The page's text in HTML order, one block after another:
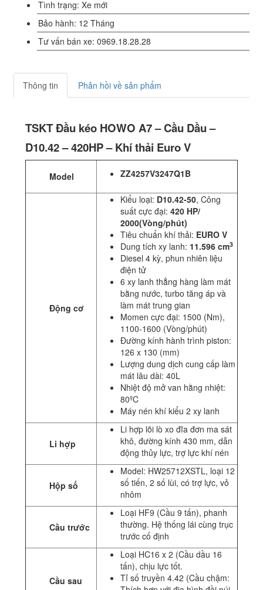
Tình trạng: Xe mới
Bảo hành: 12 Tháng
Tư vấn bán xe: 0969.18.28.28
Thông tin Phản hồi về sản phẩm
TSKT Đầu kéo HOWO A7 – Cầu Dầu –
D10.42 – 420HP – Khí thải Euro V
Model ZZ4257V3247Q1B
Động cơ
Kiểu loại: D10.42-50, Công
suất cực đại: 420 HP/
2000(Vòng/phút)
Tiêu chuẩn khí thải: EURO V
Dung tích xy lanh: 11.596 cm3
Diesel 4 kỳ, phun nhiên liệu
điện tử
6 xy lanh thẳng hàng làm mát
bằng nước, turbo tăng áp và
làm mát trung gian
Momen cực đại: 1500 (Nm),
1100-1600 (Vòng/phút)
Đường kính hành trình piston:
126 x 130 (mm)
Lượng dung dịch cung cấp làm
mát lâu dài: 40L
Nhiệt độ mở van hằng nhiệt:
80ºC
Máy nén khí kiểu 2 xy lanh
Li hợp
Li hợp lõi lò xo đĩa đơn ma sát
khô, đường kính 430 mm, dẫn
động thủy lực, trợ lực khí nén
Hộp số
Model: HW25712XSTL, loại 12
số tiến, 2 số lùi, có trợ lực, vỏ
nhôm
Cầu trước
Loại HF9 (Cầu 9 tấn), phanh
thường. Hệ thống lái cùng trục
trước cố định
Cầu sau
Loại HC16 x 2 (Cầu dầu 16
tấn), chịu lực tốt.
Tỉ số truyền 4.42 (Cầu chậm: